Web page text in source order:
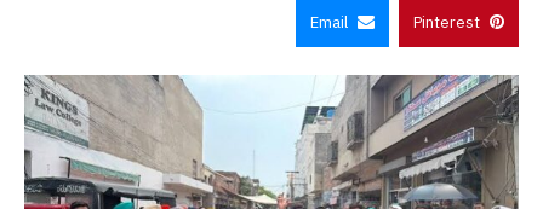
Pinterest
Email